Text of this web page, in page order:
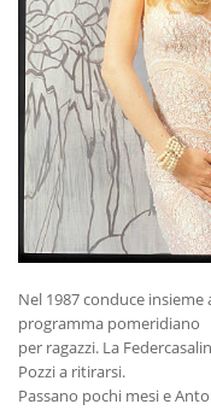
Nel 1987 conduce insieme
programma pomeridiano
per ragazzi. La
Pozzi a ritirarsi.
Passano pochi mesi e